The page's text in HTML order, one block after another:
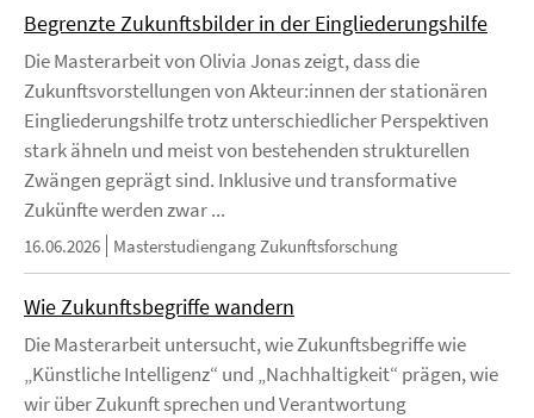
Begrenzte Zukunftsbilder in der Eingliederungshilfe
Die Masterarbeit von Olivia Jonas zeigt, dass die
Zukunftsvorstellungen von Akteur:innen der stationären
Eingliederungshilfe trotz unterschiedlicher Perspektiven
stark ähneln und meist von bestehenden strukturellen
Zwängen geprägt sind. Inklusive und transformative
Zukünfte werden zwar ...
16.06.2026 Masterstudiengang Zukunftsforschung
Wie Zukunftsbegriffe wandern
Die Masterarbeit untersucht, wie Zukunftsbegriffe wie
„Künstliche Intelligenz“ und „Nachhaltigkeit“ prägen, wie
wir über Zukunft sprechen und Verantwortung